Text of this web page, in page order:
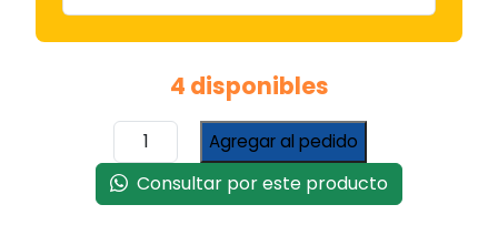
4 disponibles
Brida
Longvie
Vástago
Válvula
Agregar al pedido
Consultar por este producto